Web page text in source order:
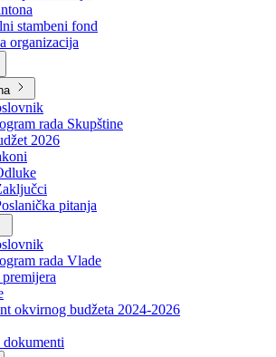
šume
BPK
privatizaciju
stambeni fond
organizacija
rada Skupštine
2026
pitanja
rada Vlade